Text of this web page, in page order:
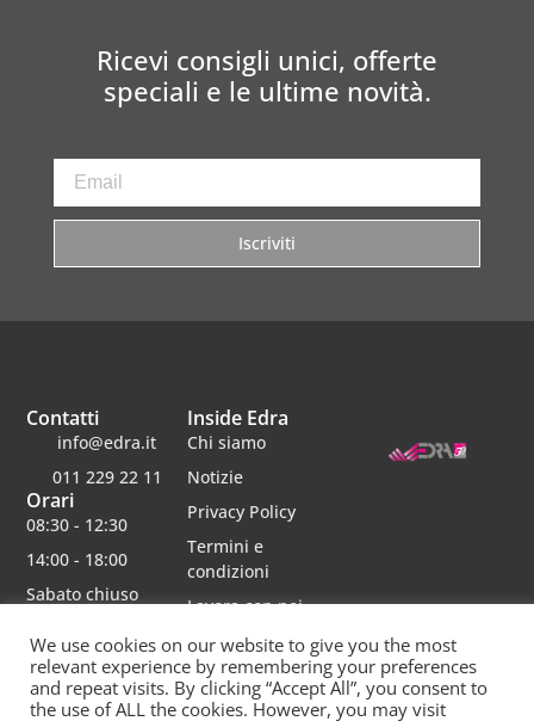
Ricevi consigli unici, offerte
speciali e le ultime novità.
Iscriviti
Inside Edra
Chi siamo
Notizie
Privacy Policy
Termini e
condizioni
Lavora con noi
Contatti
info@edra.it
011 229 22 11
Orari
08:30 - 12:30
14:00 - 18:00
Sabato chiuso
Edra srl | Via schiaparelli 16 | 10148 torino | p.iva 06482750012 | Capitale Sociale 30000 interamente
We use cookies on our website to give you the most
relevant experience by remembering your preferences
and repeat visits. By clicking “Accept All”, you consent to
the use of ALL the cookies. However, you may visit